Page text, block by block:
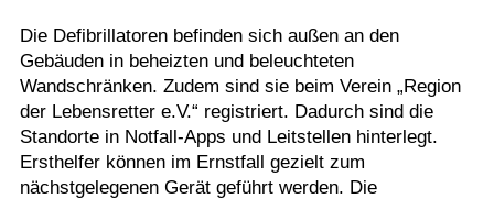
Die Defibrillatoren befinden sich außen an den
Gebäuden in beheizten und beleuchteten
Wandschränken. Zudem sind sie beim Verein „Region
der Lebensretter e.V.“ registriert. Dadurch sind die
Standorte in Notfall-Apps und Leitstellen hinterlegt.
Ersthelfer können im Ernstfall gezielt zum
nächstgelegenen Gerät geführt werden. Die